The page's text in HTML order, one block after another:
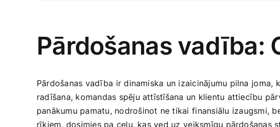
Pārdošanas vadība:
Pārdošanas vadība⁣ ir dinamiska‍ un izaicinājumu pilna⁢
radīšana, komandas spēju attīstīšana un klientu attiecību
panākumu pamatu, nodrošinot ne tikai ⁢finansiālu ⁢izaugsmi,
rīkiem, dosimies pa ceļu, kas ved uz⁣ veiksmīgu